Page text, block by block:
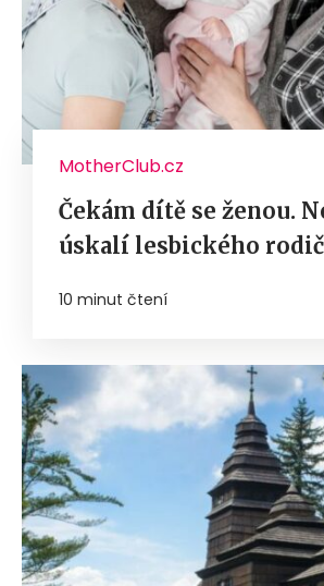
MotherClub.cz
Čekám dítě se ženou.
úskalí lesbického
10 minut čtení